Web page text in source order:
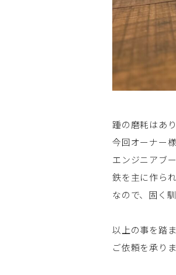
踵の磨耗はあ
今回オーナー
エンジニアブ
鉄を主に作ら
なので、固く
以上の事を踏
ご依頼を承り